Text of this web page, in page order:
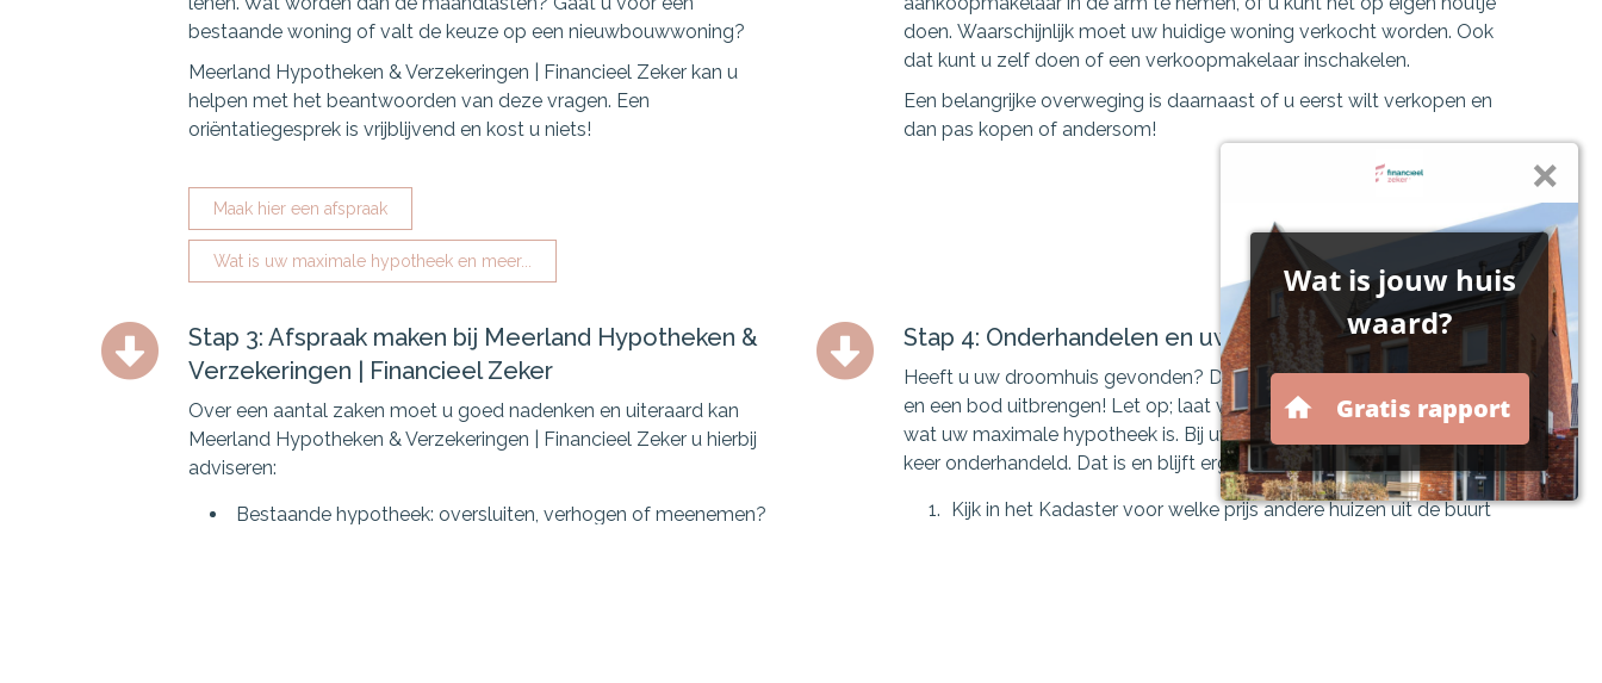
bestaande woning of valt de keuze op een nieuwbouwwoning?
Meerland Hypotheken & Verzekeringen | Financieel Zeker kan u
helpen met het beantwoorden van deze vragen. Een
oriëntatiegesprek is vrijblijvend en kost u niets!
Maak hier een afspraak
Wat is uw maximale hypotheek en meer...
doen. Waarschijnlijk moet uw huidige woning verkocht worden. Ook
dat kunt u zelf doen of een verkoopmakelaar inschakelen.
Een belangrijke overweging is daarnaast of u eerst wilt verkopen en
dan pas kopen of andersom!
Stap 3: Afspraak maken bij Meerland Hypotheken &
Verzekeringen | Financieel Zeker
Over een aantal zaken moet u goed nadenken en uiteraard kan
Meerland Hypotheken & Verzekeringen | Financieel Zeker u hierbij
adviseren:
Bestaande hypotheek: oversluiten, verhogen of meenemen?
Stap 4: Onderhandelen en uw bod uitbrengen
Heeft u uw droomhuis gevonden? Dan kunt u gaan onderhandelen
en een bod uitbrengen! Let op; laat van te voren eerst berekenen
wat uw maximale hypotheek is. Bij uw vorige woning heeft u al een
keer onderhandeld. Dat is en blijft erg spannend! Een paar tips:
Kijk in het Kadaster voor welke prijs andere huizen uit de buurt